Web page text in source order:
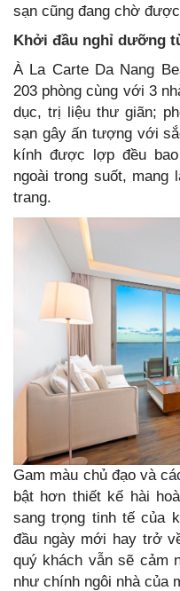
sạn cũng đang chờ
Khởi đầu nghỉ dưỡng
À La Carte Da Nang
203 phòng cùng với 3
dục, trị liệu thư giãn;
sạn gây ấn tượng với
kính được lợp đều
ngoài trong suốt, mang
trang.
Gam màu chủ đạo và
bật hơn thiết kế hài
sang trọng tinh tế của
đầu ngày mới hay trở
quý khách vẫn sẽ cảm
như chính ngôi nhà của